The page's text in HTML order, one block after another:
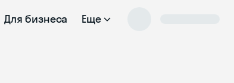
Для бизнеса Еще